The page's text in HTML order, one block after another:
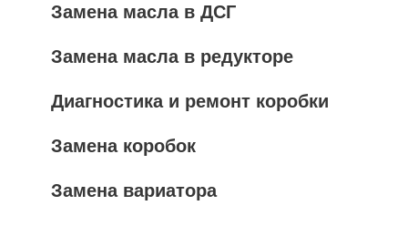
Замена масла в ДСГ
Замена масла в редукторе
Диагностика и ремонт коробки
Замена коробок
Замена вариатора